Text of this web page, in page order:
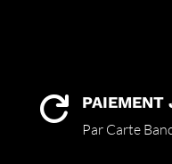
 PAIEMENT
Par Carte